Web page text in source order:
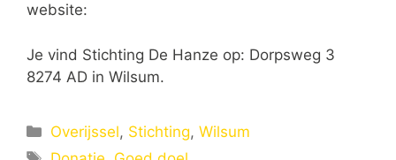
website:
Je vind Stichting De Hanze op: Dorpsweg 3
8274 AD in Wilsum.
Categorieën
Overijssel, Stichting,Wilsum
Tags